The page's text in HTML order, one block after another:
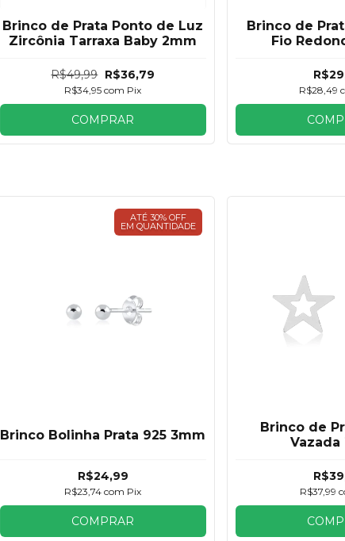
Brinco de Prata Ponto de Luz
Zircônia Tarraxa Baby 2mm
R$49,99 R$36,79
R$34,95com Pix
COMPRAR
Brinco de
Fio
R$28,49
ATÉ 30% OFF
EM QUANTIDADE
Brinco Bolinha Prata 925 3mm
R$24,99
R$23,74com Pix
COMPRAR
Brinco de
Vazada
R$37,99